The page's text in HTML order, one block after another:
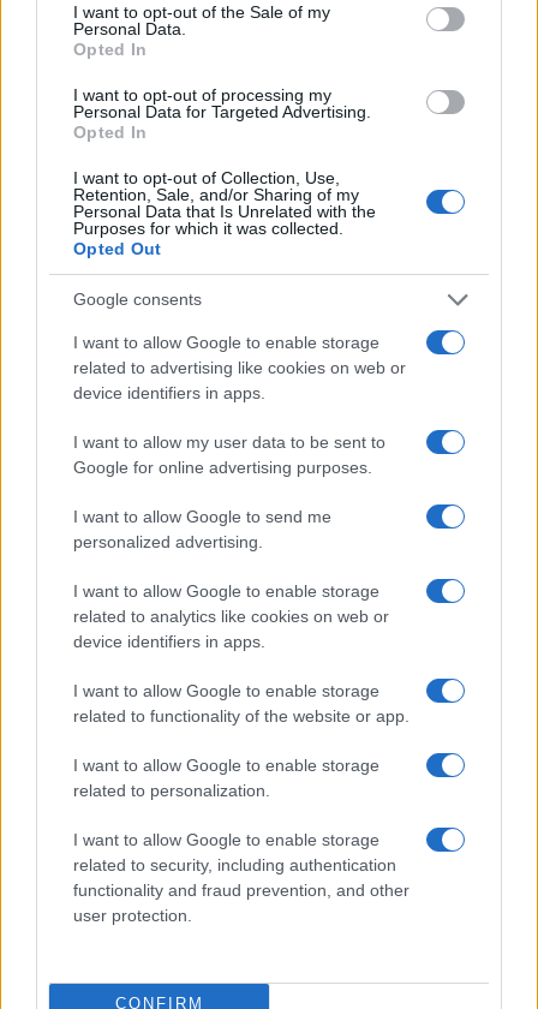
I want to opt-out of the Sale of my
Personal Data.
Opted In
I want to opt-out of processing my
Personal Data for Targeted Advertising.
Opted In
I want to opt-out of Collection, Use,
Retention, Sale, and/or Sharing of my
Personal Data that Is Unrelated with the
Purposes for which it was collected.
Opted Out
Google consents
I want to allow Google to enable storage
related to advertising like cookies on web or
device identifiers in apps.
I want to allow my user data to be sent to
Google for online advertising purposes.
I want to allow Google to send me
personalized advertising.
I want to allow Google to enable storage
related to analytics like cookies on web or
device identifiers in apps.
I want to allow Google to enable storage
related to functionality of the website or app.
I want to allow Google to enable storage
related to personalization.
I want to allow Google to enable storage
related to security, including authentication
functionality and fraud prevention, and other
user protection.
CONFIRM